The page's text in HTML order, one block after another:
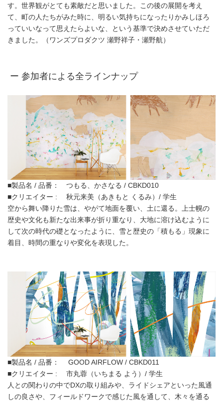
す。世界観がとても素敵だと思いました。この後の展開を考え
て、町の人たちがみた時に、明るい気持ちになったりかみしほろ
っていいなって思えたらよいな、という基準で決めさせていただ
きました。（ワンズプロダクツ 瀬野祥子・瀬野航）
ー 参加者による全ラインナップ
■製品名 / 品番： つもる、かさなる / CBKD010
■クリエイター : 秋元来美（あきもと くるみ）/ 学生
空から舞い降りた雪は、やがて地面を覆い、土に還る。上士幌の
歴史や文化も新たな出来事が折り重なり、大地に溶け込むように
して次の時代の礎となったように、雪と歴史の「積もる」現象に
着目、時間の重なりや変化を表現した。
■製品名 / 品番： GOOD AIRFLOW / CBKD011
■クリエイター : 市丸蓉（いちまる よう）/ 学生
人との関わりの中でDXの取り組みや、ライドシェアといった風通
しの良さや、フィールドワークで感じた風を通して、木々を通る